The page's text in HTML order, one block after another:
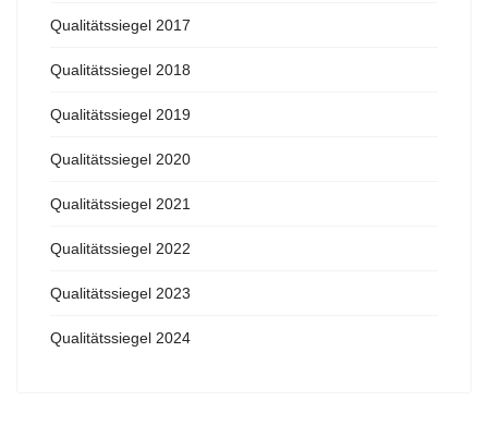
Qualitätssiegel 2017
Qualitätssiegel 2018
Qualitätssiegel 2019
Qualitätssiegel 2020
Qualitätssiegel 2021
Qualitätssiegel 2022
Qualitätssiegel 2023
Qualitätssiegel 2024